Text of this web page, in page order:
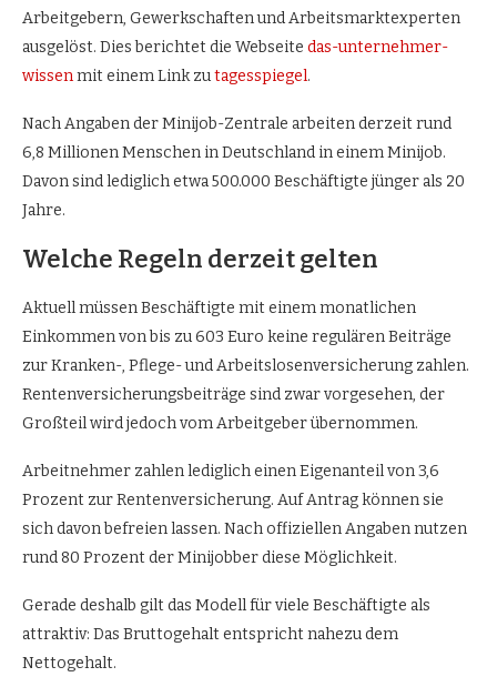
Arbeitgebern, Gewerkschaften und Arbeitsmarktexperten
ausgelöst. Dies berichtet die Webseite das-unternehmer-
wissenmit einem Link zutagesspiegel.
Nach Angaben der Minijob-Zentrale arbeiten derzeit rund
6,8 Millionen Menschen in Deutschland in einem Minijob.
Davon sind lediglich etwa 500.000 Beschäftigte jünger als 20
Jahre.
Welche Regeln derzeit gelten
Aktuell müssen Beschäftigte mit einem monatlichen
Einkommen von bis zu 603 Euro keine regulären Beiträge
zur Kranken-, Pflege- und Arbeitslosenversicherung zahlen.
Rentenversicherungsbeiträge sind zwar vorgesehen, der
Großteil wird jedoch vom Arbeitgeber übernommen.
Arbeitnehmer zahlen lediglich einen Eigenanteil von 3,6
Prozent zur Rentenversicherung. Auf Antrag können sie
sich davon befreien lassen. Nach offiziellen Angaben nutzen
rund 80 Prozent der Minijobber diese Möglichkeit.
Gerade deshalb gilt das Modell für viele Beschäftigte als
attraktiv: Das Bruttogehalt entspricht nahezu dem
Nettogehalt.